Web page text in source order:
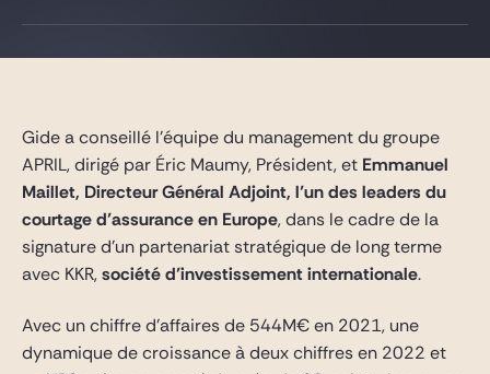
Gide a conseillé l’équipe du management du groupe
APRIL, dirigé par Éric Maumy, Président, et Emmanuel
Maillet, Directeur Général Adjoint, l’un des leaders du
courtage d’assurance en Europe, dans le cadre de la
signature d’un partenariat stratégique de long terme
avec KKR,société d’investissement internationale.
Avec un chiffre d’affaires de 544M€ en 2021, une
dynamique de croissance à deux chiffres en 2022 et